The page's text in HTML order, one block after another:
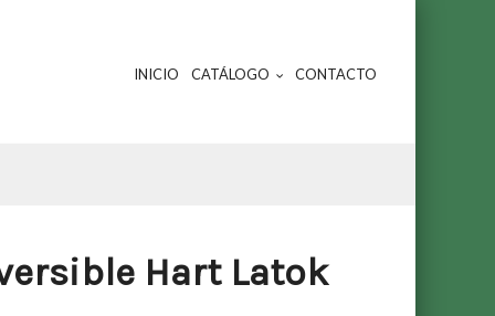
INICIO CATÁLOGO CONTACTO
Hart Latok